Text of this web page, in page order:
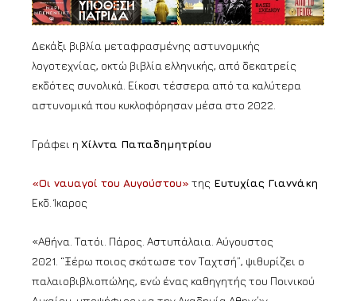
Δεκάξι βιβλία μεταφρασμένης αστυνομικής
λογοτεχνίας, οκτώ βιβλία ελληνικής, από δεκατρείς
εκδότες συνολικά. Είκοσι τέσσερα από τα καλύτερα
αστυνομικά που κυκλοφόρησαν μέσα στο 2022.
Γράφει η Χίλντα Παπαδημητρίου
«Οι ναυαγοί του Αυγούστου» της Ευτυχίας Γιαννάκη
Εκδ. Ίκαρος
«Αθήνα. Τατόι. Πάρος. Αστυπάλαια. Αύγουστος
2021. “Ξέρω ποιος σκότωσε τον Ταχτσή”, ψιθυρίζει ο
παλαιοβιβλιοπώλης, ενώ ένας καθηγητής του Ποινικού